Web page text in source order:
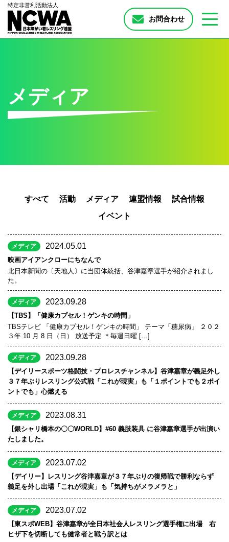
特定非営利活動法人
お問合わせ
メディア
すべて 活動 メディア 連盟情報
試合情報
イベント
メディア 2024.05.01
映画アイアンクローにちなんで
北日本新聞の〔天地人〕に当団体統括、谷津嘉章選手が紹介されまし
た。
メディア 2023.09.28
【TBS】「健康カプセル！ゲンキの時間」
TBSテレビ 「健康カプセル！ゲンキの時間」 テーマ「糖尿病」 ２０２
３年 10 月 8 日（日） 放送予定 ＊毎週日曜 […]
メディア 2023.09.28
【デイリースポーツ格闘技・プロレスチャンネル】谷津嘉章が義足外し
３７年ぶりレスリング公式戦「これが現実」も「１ポイントでも２ポイ
ントでも」心燃える
メディア 2023.08.31
【銀シャリ橋本の〇〇WORLD】#60 義肢装具 に谷津嘉章選手が出演い
たしました。
メディア 2023.07.02
【デイリー】レスリング谷津嘉章が３７年ぶりの復帰戦で勝利ならず
義足を外し出場「これが現実」も「気持ちがメラメラと」
メディア 2023.07.02
【東スポWEB】谷津嘉章が全日本社会人レスリング選手権に出場 右
ヒザ下を切断しても健常者と戦う訳とは